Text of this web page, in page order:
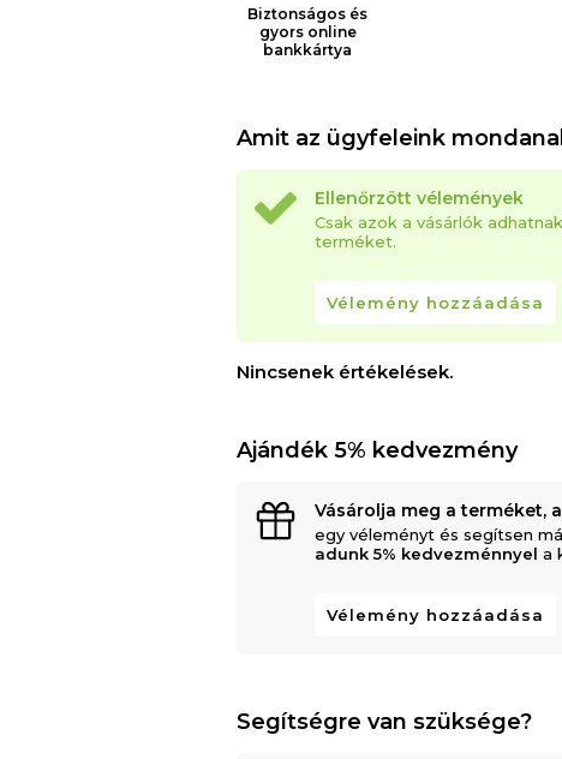
Biztonságos és
gyors online
bankkártya
Amit az ügyfeleink
Ellenőrzött vélemények
Csak azok a vásárlók
terméket.
Vélemény hozzáadása
Nincsenek értékelések.
Ajándék 5% kedvezmény
Vásárolja meg a terméket,
egy véleményt és segítsen
adunk 5% kedvezménnyel a
Vélemény hozzáadása
Segítségre van szüksége?